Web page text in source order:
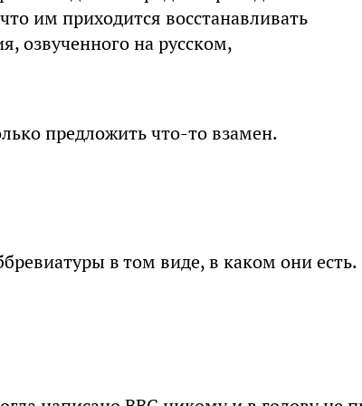
им приходится восстанавливать
озвученного на русском,
предложить что-то взамен.
в том виде, в каком они есть.